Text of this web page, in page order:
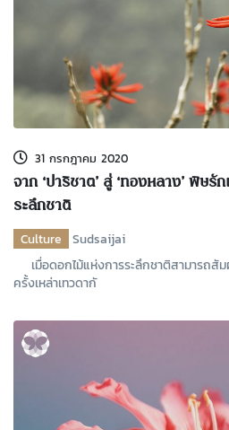
31 กรกฎาคม 2020
จาก ‘ปาริชาต’ สู่ ‘ทองหลาง’ พิษ
ระลึกชาติ
Culture
Sudsaijai
เมื่อดอกไม้แห่งการระลึกชาติสามารถ
ครั้งเหล่าเทวดากั